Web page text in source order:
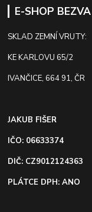
E-SHOP
SKLAD ZEMNÍ VRUTY:
KE KARLOVU 65/2
IVANČICE, 664 91, ČR
JAKUB FIŠER
IČO: 06633374
DIČ: CZ9012124363
PLÁTCE DPH: ANO